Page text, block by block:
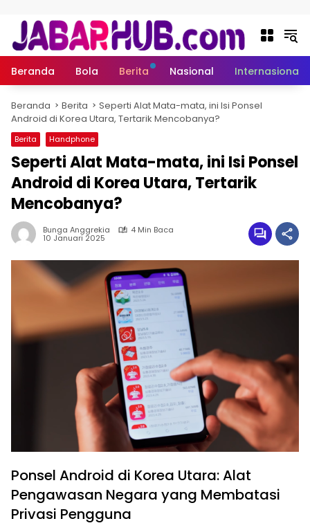
Beranda Bola Berita Nasional Internasional
Beranda Berita
Seperti Alat Mata-mata, ini Isi Ponsel
Android di Korea Utara, Tertarik Mencobanya?
Berita Handphone
Seperti Alat Mata-mata, ini Isi Ponsel
Android di Korea Utara, Tertarik
Mencobanya?
Bunga Anggrekia 4 Min Baca
10 Januari 2025
Ponsel Android di Korea Utara: Alat
Pengawasan Negara yang Membatasi
Privasi Pengguna